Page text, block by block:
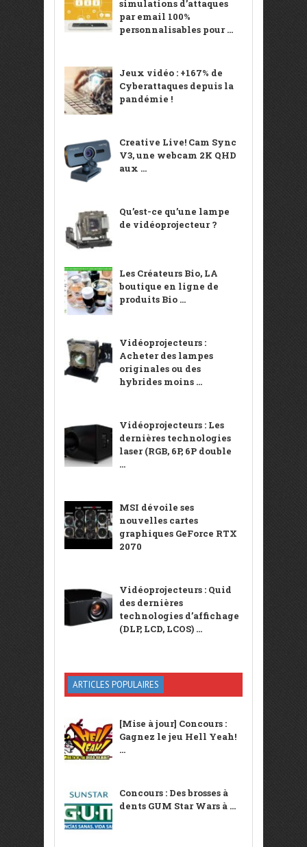
simulations d’attaques
par email 100%
personnalisables pour ...
Jeux vidéo : +167% de
Cyberattaques depuis la
pandémie !
Creative Live! Cam Sync
V3, une webcam 2K QHD
aux ...
Qu’est-ce qu’une lampe
de vidéoprojecteur ?
Les Créateurs Bio, LA
boutique en ligne de
produits Bio ...
Vidéoprojecteurs :
Acheter des lampes
originales ou des
hybrides moins ...
Vidéoprojecteurs : Les
dernières technologies
laser (RGB, 6P, 6P double
...
MSI dévoile ses
nouvelles cartes
graphiques GeForce RTX
2070
Vidéoprojecteurs : Quid
des dernières
technologies d’affichage
(DLP, LCD, LCOS) ...
ARTICLES POPULAIRES
[Mise à jour] Concours :
Gagnez le jeu Hell Yeah!
...
Concours : Des brosses à
dents GUM Star Wars à ...